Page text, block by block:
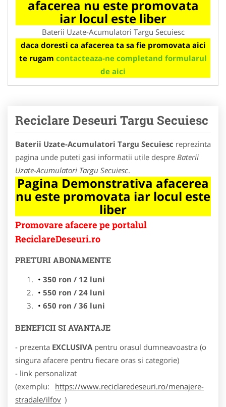
afacerea nu este promovata
iar locul este liber
Baterii Uzate-Acumulatori Targu Secuiesc
daca doresti ca afacerea ta sa fie promovata aici
te rugam contacteaza-ne completand formularul
de aici
Reciclare Deseuri Targu Secuiesc
Baterii Uzate-Acumulatori Targu Secuiesc reprezinta
pagina unde puteti gasi informatii utile despre Baterii
Uzate-Acumulatori Targu Secuiesc.
Pagina Demonstrativa afacerea
nu este promovata iar locul este
liber
Promovare afacere pe portalul
ReciclareDeseuri.ro
PRETURI ABONAMENTE
350 ron / 12 luni
550 ron / 24 luni
650 ron / 36 luni
BENEFICII SI AVANTAJE
- prezenta EXCLUSIVA pentru orasul dumneavoastra (o
singura afacere pentru fiecare oras si categorie)
- link personalizat
(exemplu:
https://www.reciclaredeseuri.ro/menajere-
stradale/ilfov )